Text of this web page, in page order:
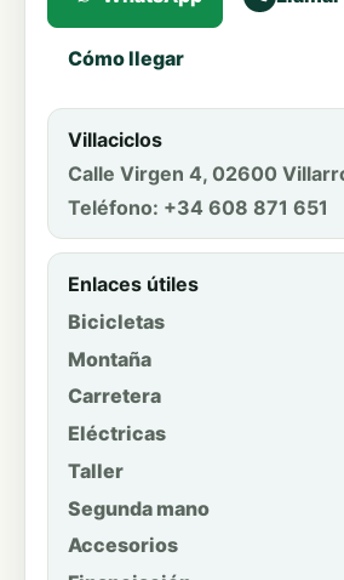
Cómo llegar
Villaciclos
Calle Virgen 4, 02600
Teléfono: +34 608 871 651
Enlaces útiles
Bicicletas
Montaña
Carretera
Eléctricas
Taller
Segunda mano
Accesorios